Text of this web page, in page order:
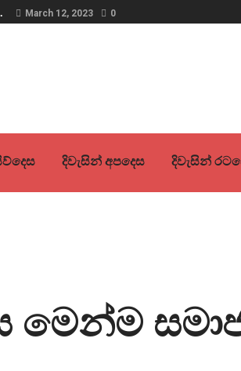
March 12, 2023 0
දිවැසින් අපදෙස දිවැසින්
මෙන්ම